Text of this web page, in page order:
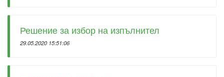
Решение за избор на изпълнител
29.05.2020 15:51:06